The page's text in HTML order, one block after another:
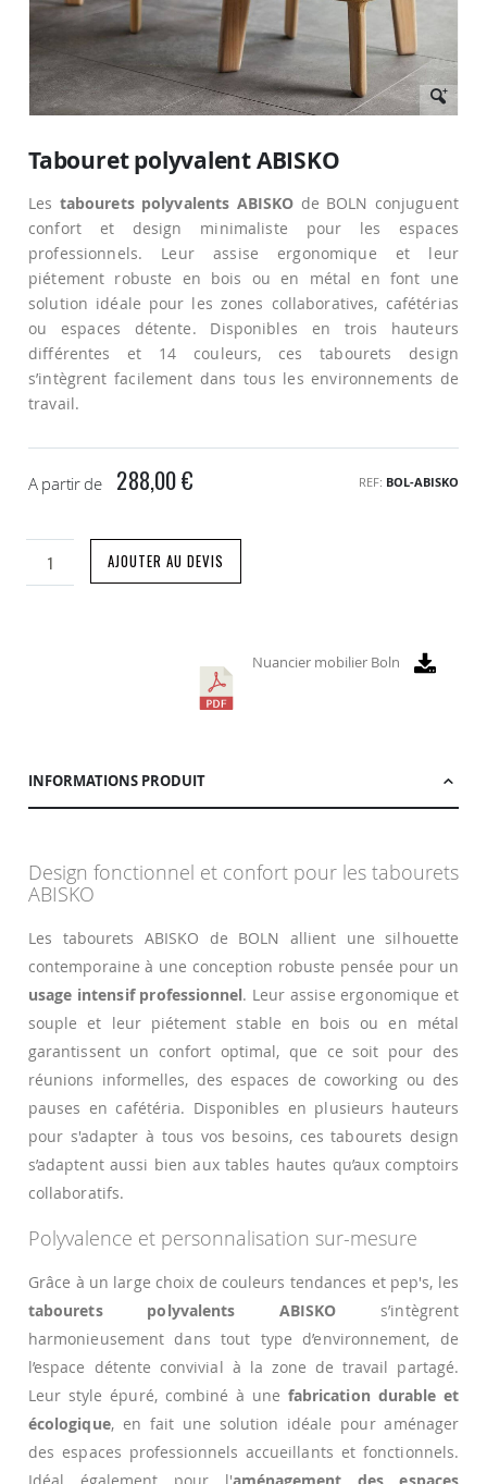
début
la
Galerie
Tabouret polyvalent ABISKO
Les tabourets polyvalents ABISKO de BOLN conjuguent
confort et design minimaliste pour les espaces
professionnels. Leur assise ergonomique et leur
piétement robuste en bois ou en métal en font une
solution idéale pour les zones collaboratives, cafétérias
ou espaces détente. Disponibles en trois hauteurs
différentes et 14 couleurs, ces tabourets design
s’intègrent facilement dans tous les environnements de
travail.
A partir de 288,00 € REF BOL-ABISKO
AJOUTER AU DEVIS
Nuancier mobilier Boln
INFORMATIONS PRODUIT
Design fonctionnel et confort pour les tabourets
ABISKO
Les tabourets ABISKO de BOLN allient une silhouette
contemporaine à une conception robuste pensée pour un
usage intensif professionnel. Leur assise ergonomique et
souple et leur piétement stable en bois ou en métal
garantissent un confort optimal, que ce soit pour des
réunions informelles, des espaces de coworking ou des
pauses en cafétéria. Disponibles en plusieurs hauteurs
pour s'adapter à tous vos besoins, ces tabourets design
s’adaptent aussi bien aux tables hautes qu’aux comptoirs
collaboratifs.
Polyvalence et personnalisation sur-mesure
Grâce à un large choix de couleurs tendances et pep's, les
tabourets polyvalents ABISKO s’intègrent
harmonieusement dans tout type d’environnement, de
l’espace détente convivial à la zone de travail partagé.
Leur style épuré, combiné à une fabrication durable et
écologique, en fait une solution idéale pour aménager
des espaces professionnels accueillants et fonctionnels.